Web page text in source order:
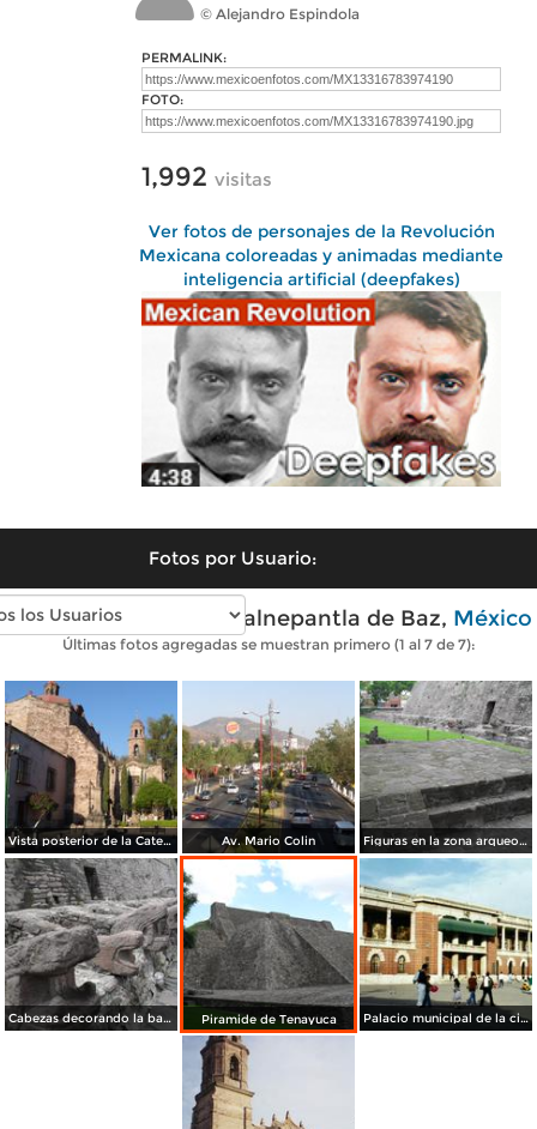
© Alejandro Espindola
PERMALINK:
FOTO:
1,992 visitas
Ver fotos de personajes de la Revolución
Mexicana coloreadas y animadas mediante
inteligencia artificial (deepfakes)
Fotos por Usuario:
Fotos modernas de Tlalnepantla de Baz, México
Últimas fotos agregadas se muestran primero (1 al 7 de 7):
Vista posterior de la Catedral de Tlalnepantal Av. Mario Colin Figuras en la zona arqueologica
Cabezas decorando la base de la piramide de Tenayuca Piramide de Tenayuca Palacio municipal de la ciudad de Tlalnepantla de Baz. 2002